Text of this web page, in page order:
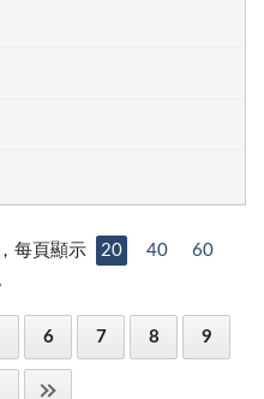
每頁顯示 20 40
60
6 7 8 9